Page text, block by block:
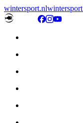
wintersport.nl